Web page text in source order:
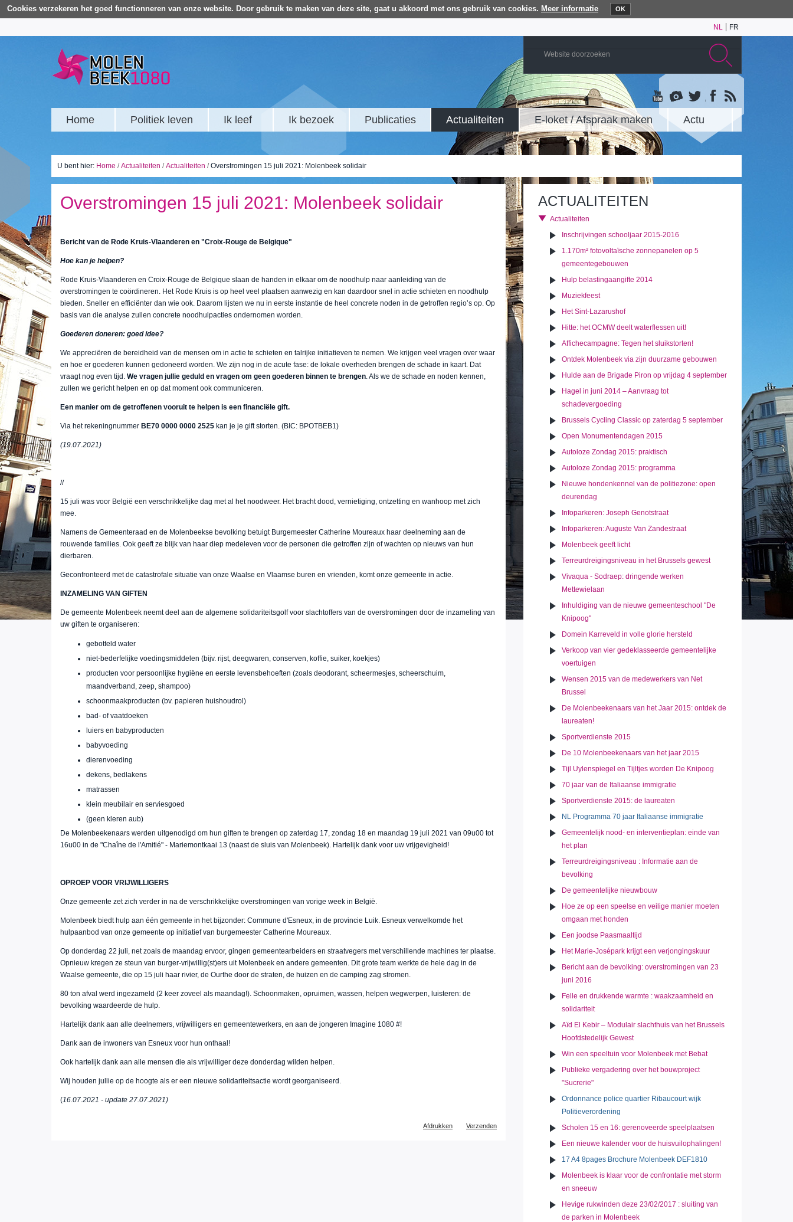
Cookies verzekeren het goed functionneren van onze website. Door gebruik te maken van deze site, gaat u akkoord met ons gebruik van cookies. Meer informatie OK
NL FR
Home Politiek leven Ik leef Ik bezoek Publicaties Actualiteiten E-loket / Afspraak maken Actu
U bent hier: Home /Actualiteiten /Actualiteiten /Overstromingen 15 juli 2021: Molenbeek solidair
Overstromingen 15 juli 2021: Molenbeek solidair
Bericht van de Rode Kruis-Vlaanderen en "Croix-Rouge de Belgique"
Hoe kan je helpen?
Rode Kruis-Vlaanderen en Croix-Rouge de Belgique slaan de handen in elkaar om de noodhulp naar aanleiding van de
overstromingen te coördineren. Het Rode Kruis is op heel veel plaatsen aanwezig en kan daardoor snel in actie schieten en noodhulp
bieden. Sneller en efficiënter dan wie ook. Daarom lijsten we nu in eerste instantie de heel concrete noden in de getroffen regio’s op. Op
basis van die analyse zullen concrete noodhulpacties ondernomen worden.
Goederen doneren: goed idee?
We appreciëren de bereidheid van de mensen om in actie te schieten en talrijke initiatieven te nemen. We krijgen veel vragen over waar
en hoe er goederen kunnen gedoneerd worden. We zijn nog in de acute fase: de lokale overheden brengen de schade in kaart. Dat
vraagt nog even tijd. We vragen jullie geduld en vragen om geen goederen binnen te brengen. Als we de schade en noden kennen,
zullen we gericht helpen en op dat moment ook communiceren.
Een manier om de getroffenen vooruit te helpen is een financiële gift.
Via het rekeningnummer BE70 0000 0000 2525 kan je je gift storten. (BIC: BPOTBEB1)
(19.07.2021)
//
15 juli was voor België een verschrikkelijke dag met al het noodweer. Het bracht dood, vernietiging, ontzetting en wanhoop met zich
mee.
Namens de Gemeenteraad en de Molenbeekse bevolking betuigt Burgemeester Catherine Moureaux haar deelneming aan de
rouwende families. Ook geeft ze blijk van haar diep medeleven voor de personen die getroffen zijn of wachten op nieuws van hun
dierbaren.
Geconfronteerd met de catastrofale situatie van onze Waalse en Vlaamse buren en vrienden, komt onze gemeente in actie.
INZAMELING VAN GIFTEN
De gemeente Molenbeek neemt deel aan de algemene solidariteitsgolf voor slachtoffers van de overstromingen door de inzameling van
uw giften te organiseren:
gebotteld water
niet-bederfelijke voedingsmiddelen (bijv. rijst, deegwaren, conserven, koffie, suiker, koekjes)
producten voor persoonlijke hygiëne en eerste levensbehoeften (zoals deodorant, scheermesjes, scheerschuim,
maandverband, zeep, shampoo)
schoonmaakproducten (bv. papieren huishoudrol)
bad- of vaatdoeken
luiers en babyproducten
babyvoeding
dierenvoeding
dekens, bedlakens
matrassen
klein meubilair en serviesgoed
(geen kleren aub)
De Molenbeekenaars werden uitgenodigd om hun giften te brengen op zaterdag 17, zondag 18 en maandag 19 juli 2021 van 09u00 tot
16u00 in de "Chaîne de l'Amitié" - Mariemontkaai 13 (naast de sluis van Molenbeek). Hartelijk dank voor uw vrijgevigheid!
OPROEP VOOR VRIJWILLIGERS
Onze gemeente zet zich verder in na de verschrikkelijke overstromingen van vorige week in België.
Molenbeek biedt hulp aan één gemeente in het bijzonder: Commune d'Esneux, in de provincie Luik. Esneux verwelkomde het
hulpaanbod van onze gemeente op initiatief van burgemeester Catherine Moureaux.
Op donderdag 22 juli, net zoals de maandag ervoor, gingen gemeentearbeiders en straatvegers met verschillende machines ter plaatse.
Opnieuw kregen ze steun van burger-vrijwillig(st)ers uit Molenbeek en andere gemeenten. Dit grote team werkte de hele dag in de
Waalse gemeente, die op 15 juli haar rivier, de Ourthe door de straten, de huizen en de camping zag stromen.
80 ton afval werd ingezameld (2 keer zoveel als maandag!). Schoonmaken, opruimen, wassen, helpen wegwerpen, luisteren: de
bevolking waardeerde de hulp.
Hartelijk dank aan alle deelnemers, vrijwilligers en gemeentewerkers, en aan de jongeren Imagine 1080 #!
Dank aan de inwoners van Esneux voor hun onthaal!
Ook hartelijk dank aan alle mensen die als vrijwilliger deze donderdag wilden helpen.
Wij houden jullie op de hoogte als er een nieuwe solidariteitsactie wordt georganiseerd.
(16.07.2021 - update 27.07.2021)
Afdrukken Verzenden
ACTUALITEITEN
Actualiteiten
Inschrijvingen schooljaar 2015-2016
1.170m² fotovoltaïsche zonnepanelen op 5
gemeentegebouwen
Hulp belastingaangifte 2014
Muziekfeest
Het Sint-Lazarushof
Hitte: het OCMW deelt waterflessen uit!
Affichecampagne: Tegen het sluikstorten!
Ontdek Molenbeek via zijn duurzame gebouwen
Hulde aan de Brigade Piron op vrijdag 4 september
Hagel in juni 2014 – Aanvraag tot
schadevergoeding
Brussels Cycling Classic op zaterdag 5 september
Open Monumentendagen 2015
Autoloze Zondag 2015: praktisch
Autoloze Zondag 2015: programma
Nieuwe hondenkennel van de politiezone: open
deurendag
Infoparkeren: Joseph Genotstraat
Infoparkeren: Auguste Van Zandestraat
Molenbeek geeft licht
Terreurdreigingsniveau in het Brussels gewest
Vivaqua - Sodraep: dringende werken
Mettewielaan
Inhuldiging van de nieuwe gemeenteschool "De
Knipoog"
Domein Karreveld in volle glorie hersteld
Verkoop van vier gedeklasseerde gemeentelijke
voertuigen
Wensen 2015 van de medewerkers van Net
Brussel
De Molenbeekenaars van het Jaar 2015: ontdek de
laureaten!
Sportverdienste 2015
De 10 Molenbeekenaars van het jaar 2015
Tijl Uylenspiegel en Tijltjes worden De Knipoog
70 jaar van de Italiaanse immigratie
Sportverdienste 2015: de laureaten
NL Programma 70 jaar Italiaanse immigratie
Gemeentelijk nood- en interventieplan: einde van
het plan
Terreurdreigingsniveau : Informatie aan de
bevolking
De gemeentelijke nieuwbouw
Hoe ze op een speelse en veilige manier moeten
omgaan met honden
Een joodse Paasmaaltijd
Het Marie-Josépark krijgt een verjongingskuur
Bericht aan de bevolking: overstromingen van 23
juni 2016
Felle en drukkende warmte : waakzaamheid en
solidariteit
Aïd El Kebir – Modulair slachthuis van het Brussels
Hoofdstedelijk Gewest
Win een speeltuin voor Molenbeek met Bebat
Publieke vergadering over het bouwproject
"Sucrerie"
Ordonnance police quartier Ribaucourt wijk
Politieverordening
Scholen 15 en 16: gerenoveerde speelplaatsen
Een nieuwe kalender voor de huisvuilophalingen!
17 A4 8pages Brochure Molenbeek DEF1810
Molenbeek is klaar voor de confrontatie met storm
en sneeuw
Hevige rukwinden deze 23/02/2017 : sluiting van
de parken in Molenbeek